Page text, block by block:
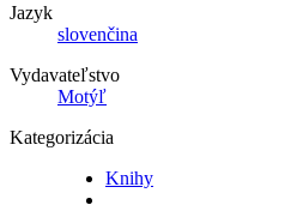
Jazyk
slovenčina
Vydavateľstvo
Motýľ
Kategorizácia
Knihy